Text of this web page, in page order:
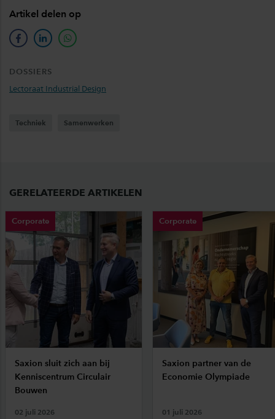
Artikel delen op
facebooklinkedinwhatsapp
DOSSIERS
Lectoraat Industrial Design
Techniek Samenwerken
GERELATEERDE ARTIKELEN
Corporate
Saxion sluit zich aan bij
Kenniscentrum Circulair
Bouwen
02 juli 2026
Corporate
Saxion partner van de
Economie Olympiade
01 juli 2026